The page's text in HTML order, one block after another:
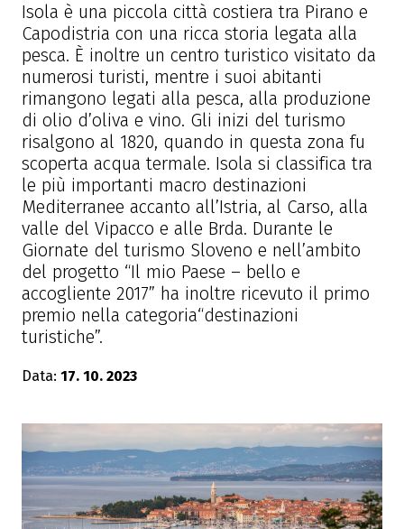
Isola è una piccola città costiera tra Pirano e
Capodistria con una ricca storia legata alla
pesca. È inoltre un centro turistico visitato da
numerosi turisti, mentre i suoi abitanti
rimangono legati alla pesca, alla produzione
di olio d’oliva e vino. Gli inizi del turismo
risalgono al 1820, quando in questa zona fu
scoperta acqua termale. Isola si classifica tra
le più importanti macro destinazioni
Mediterranee accanto all’Istria, al Carso, alla
valle del Vipacco e alle Brda. Durante le
Giornate del turismo Sloveno e nell’ambito
del progetto “Il mio Paese – bello e
accogliente 2017” ha inoltre ricevuto il primo
premio nella categoria“destinazioni
turistiche”.
Data: 17. 10. 2023